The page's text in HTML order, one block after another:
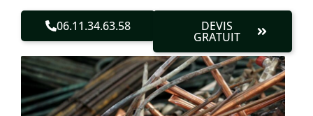
06.11.34.63.58 DEVIS
GRATUIT